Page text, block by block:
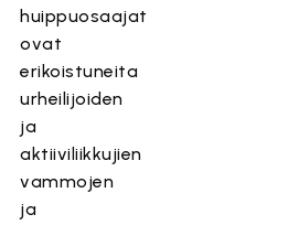
huippuosaajat
ovat
erikoistuneita
urheilijoiden
ja
aktiiviliikkujien
vammojen
ja